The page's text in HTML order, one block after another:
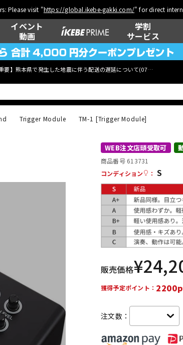
Please visit "https://global.ikebe-gakki.com/" for direct
イベント
動画
学割
サービス
重要】熊本県で発生した地震に伴う配送の遅延について(07月29日
ウクレレ
その他楽器
レコーディン
グ機器
Trigger Module TM-1 [Trigger Module]
WEB注文店頭受取可
商品番号 613731
コンディション
： S
販売価格¥
獲得予定ポイント：
注文数：